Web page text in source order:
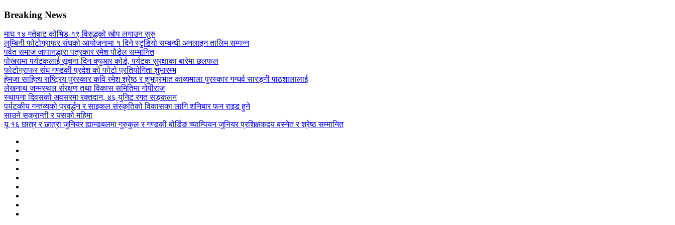
Breaking News
माघ १४ गतेबाट कोभिड-१९ विरुद्धको खोप लगाउन सुरु
लुम्बिनी फोटोग्राफर संघको आयोजनामा १ दिने स्टुडियो सम्बन्धी अनलाइन तालिम सम्पन्न
पर्वत समाज जापानद्धारा पत्रकार रमेश पौडेल सम्मानित
पोखरामा पर्यटकलाई सूचना दिन क्युआर कोर्ड, पर्यटक सुरक्षाका बारेमा छलफल
फोटोग्राफर संघ गण्डकी प्रदेश को फोटो प्रतियोगिता शुभारम्भ
हेमजा साहित्य राष्ट्रिय पुरस्कार कवि रमेश श्रेष्ठ र शुभप्रभात काव्यमाला पुरस्कार गन्धर्व सारङ्गी पाठशालालाई
लेखनाथ जन्मस्थल संरक्षण तथा विकास समितिमा गोपीराज
स्थापना दिवसको अवसरमा रक्तदान, ४६ युनिट रगत सङ्कलन
पर्यटकीय गन्तव्यको प्रवर्द्धन र साइकल संस्कृतिको विकासका लागि शनिबार फन राइड हुने
साउने सक्रान्ती र यसको महिमा
यू १६ छात्र र छात्रा जुनियर ह्यान्डबलमा गुरुकुल र गण्डकी बोर्डिङ च्याम्पियन जुनियर प्रशिक्षकद्वय बस्नेत र श्रेष्ठ सम्मानित